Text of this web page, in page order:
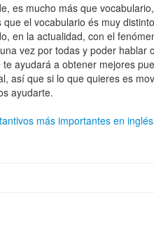
es mucho más que
el vocabulario és muy
en la actualidad, con el
vez por todas y poder hablar
ayudará a obtener mejores
así que si lo que quieres es
ayudarte.
más importantes en inglés